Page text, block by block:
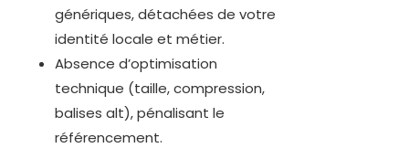
génériques, détachées de votre
identité locale et métier.
Absence d’optimisation
technique (taille, compression,
balises alt), pénalisant le
référencement.